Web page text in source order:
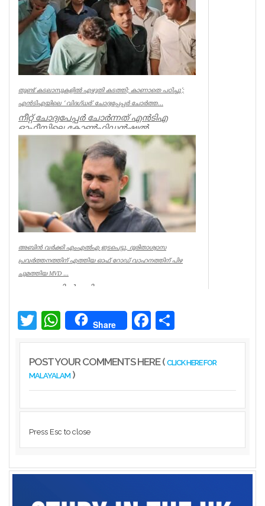
തുണ്ട് കടലാസുകളില്‍ എഴുതി കടത്തി; കാണാതെ പഠിച്ചു’;
എന്‍ടിഎയിലെ ‘ വിദഗ്ധര്‍’ ചോദ്യപ്പേപ്പര്‍ ചോര്‍ത്ത...
നീറ്റ് ചോദ്യപേപ്പര്‍ ചോര്‍ന്നത് എന്‍ടിഎ
ഓഫീസിലെ കോണ്‍ഫിഡന്‍ഷ്യല്‍
സെക്ഷനില്‍ നിന്ന് എന്ന് സിബിഐ. എന...
Kerala
അബിൻ വർക്കി എംഎൽഎ ഇടപെട്ടു, ദുരിതാശ്വാസ
പ്രവർത്തനത്തിന് എത്തിയ ഓഫ് റോഡ് വാഹനത്തിന് പിഴ
ചുമത്തിയ MVD ...
ആറന്മുളയിൽ ദുരിതാശ്വാസ
വാഹനത്തിന് മോട്ടോർ വെഹിക്കിൾ
ഇൻസ്പെക്ടർ പിഴ ...
Twitter WhatsAppShare Facebook
POST YOUR COMMENTS HERE ( CLICK HERE FOR
MALAYALAM)
Press Esc to close